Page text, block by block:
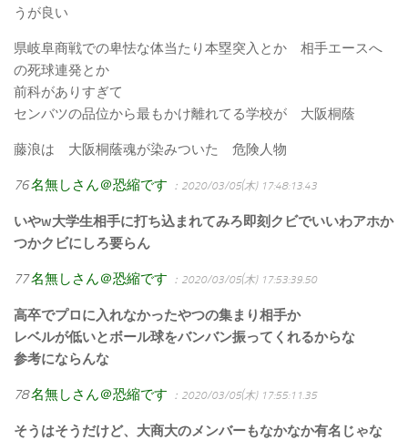
うが良い
県岐阜商戦での卑怯な体当たり本塁突入とか 相手エースへ
の死球連発とか
前科がありすぎて
センバツの品位から最もかけ離れてる学校が 大阪桐蔭
藤浪は 大阪桐蔭魂が染みついた 危険人物
76名無しさん＠恐縮です ：2020/03/05(木) 17:48:13.43
いやw大学生相手に打ち込まれてみろ即刻クビでいいわアホか
つかクビにしろ要らん
77名無しさん＠恐縮です ：2020/03/05(木) 17:53:39.50
高卒でプロに入れなかったやつの集まり相手か
レベルが低いとボール球をバンバン振ってくれるからな
参考にならんな
78名無しさん＠恐縮です ：2020/03/05(木) 17:55:11.35
そうはそうだけど、大商大のメンバーもなかなか有名じゃな